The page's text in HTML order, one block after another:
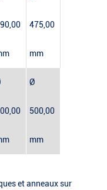
475,00
mm
Ø
500,00
mm
et anneaux sur